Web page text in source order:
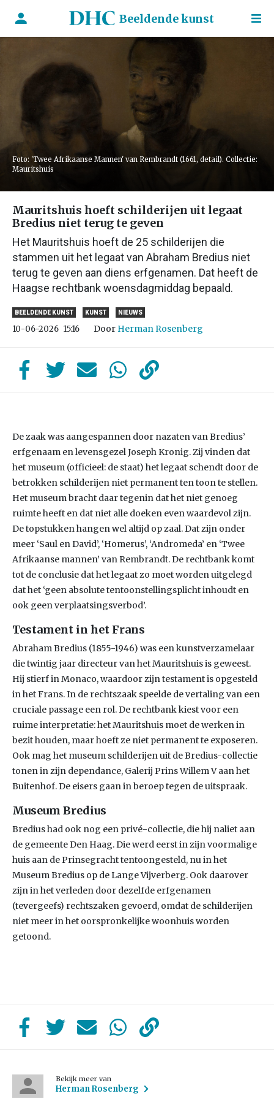
Beeldende kunst
Foto: 'Twee Afrikaanse Mannen' van Rembrandt (1661, detail). Collectie:
Mauritshuis
Mauritshuis hoeft schilderijen uit legaat
Bredius niet terug te geven
Het Mauritshuis hoeft de 25 schilderijen die
stammen uit het legaat van Abraham Bredius niet
terug te geven aan diens erfgenamen. Dat heeft de
Haagse rechtbank woensdagmiddag bepaald.
BEELDENDE KUNST KUNST NIEUWS
10-06-2026 15:16 Door Herman Rosenberg
De zaak was aangespannen door nazaten van Bredius’
erfgenaam en levensgezel Joseph Kronig. Zij vinden dat
het museum (officieel: de staat) het legaat schendt door de
betrokken schilderijen niet permanent ten toon te stellen.
Het museum bracht daar tegenin dat het niet genoeg
ruimte heeft en dat niet alle doeken even waardevol zijn.
De topstukken hangen wel altijd op zaal. Dat zijn onder
meer ‘Saul en David’, ‘Homerus’, ‘Andromeda’ en ‘Twee
Afrikaanse mannen’ van Rembrandt. De rechtbank komt
tot de conclusie dat het legaat zo moet worden uitgelegd
dat het ‘geen absolute tentoonstellingsplicht inhoudt en
ook geen verplaatsingsverbod’.
Testament in het Frans
Abraham Bredius (1855-1946) was een kunstverzamelaar
die twintig jaar directeur van het Mauritshuis is geweest.
Hij stierf in Monaco, waardoor zijn testament is opgesteld
in het Frans. In de rechtszaak speelde de vertaling van een
cruciale passage een rol. De rechtbank kiest voor een
ruime interpretatie: het Mauritshuis moet de werken in
bezit houden, maar hoeft ze niet permanent te exposeren.
Ook mag het museum schilderijen uit de Bredius-collectie
tonen in zijn dependance, Galerij Prins Willem V aan het
Buitenhof. De eisers gaan in beroep tegen de uitspraak.
Museum Bredius
Bredius had ook nog een privé-collectie, die hij naliet aan
de gemeente Den Haag. Die werd eerst in zijn voormalige
huis aan de Prinsegracht tentoongesteld, nu in het
Museum Bredius op de Lange Vijverberg. Ook daarover
zijn in het verleden door dezelfde erfgenamen
(tevergeefs) rechtszaken gevoerd, omdat de schilderijen
niet meer in het oorspronkelijke woonhuis worden
getoond.
Bekijk meer van
Herman Rosenberg